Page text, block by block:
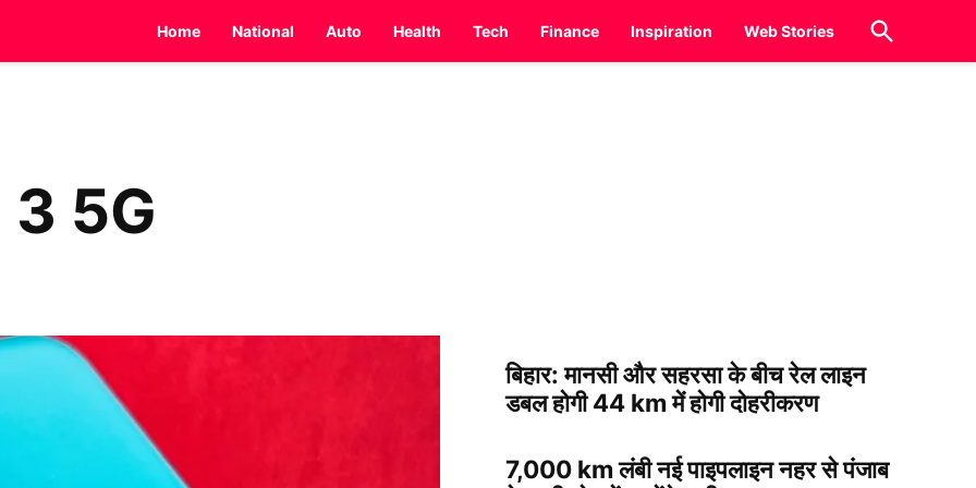
Home National Auto Health Tech Finance Inspiration Web Stories
Open
Search
3 5G
बिहार: मानसी और सहरसा के बीच रेल लाइन
डबल होगी 44 km में होगी दोहरीकरण
7,000 km लंबी नई पाइपलाइन नहर से पंजाब